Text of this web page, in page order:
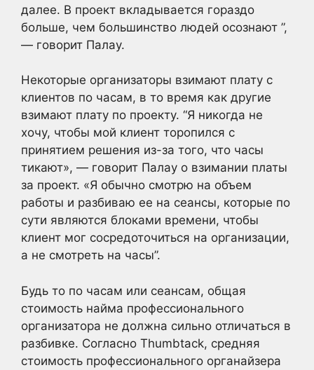
далее. В проект вкладывается гораздо
больше, чем большинство людей осознают ”,
— говорит Палау.
Некоторые организаторы взимают плату с
клиентов по часам, в то время как другие
взимают плату по проекту. “Я никогда не
хочу, чтобы мой клиент торопился с
принятием решения из-за того, что часы
тикают», — говорит Палау о взимании платы
за проект. «Я обычно смотрю на объем
работы и разбиваю ее на сеансы, которые по
сути являются блоками времени, чтобы
клиент мог сосредоточиться на организации,
а не смотреть на часы”.
Будь то по часам или сеансам, общая
стоимость найма профессионального
организатора не должна сильно отличаться в
разбивке. Согласно Thumbtack, средняя
стоимость профессионального органайзера